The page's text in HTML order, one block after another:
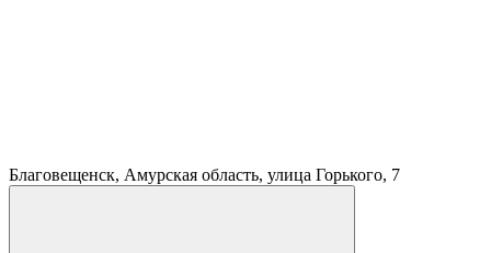
Благовещенск, Амурская область, улица Горького, 7